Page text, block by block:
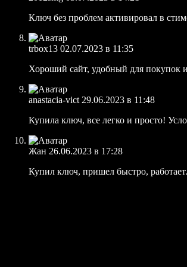
Ключ без проблем активировал в
trbox13 02.07.2023 в 11:35
Хороший сайт, удобный для покупок
anastacia-vict 29.06.2023 в 11:48
Купила ключ, все легко и просто!
Жан 26.06.2023 в 17:28
Купил ключ, пришел быстро,